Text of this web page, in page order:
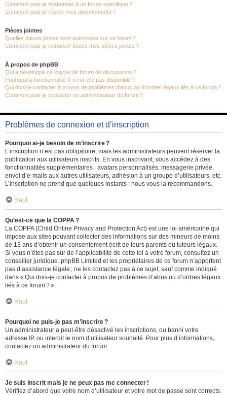
Comment puis-je m’abonner à un forum spécifique ?
Comment puis-je résilier mes abonnements ?
Pièces jointes
Quelles pièces jointes sont autorisées sur ce forum ?
Comment puis-je retrouver toutes mes pièces jointes ?
À propos de phpBB
Qui a développé ce logiciel de forum de discussions ?
Pourquoi la fonctionnalité X n’est-elle pas disponible ?
Qui dois-je contacter à propos de problèmes d’abus ou d’ordres légaux liés à ce forum ?
Comment puis-je contacter un administrateur du forum ?
Problèmes de connexion et d’inscription
Pourquoi ai-je besoin de m’inscrire ?
L’inscription n’est pas obligatoire, mais les administrateurs peuvent réserver la
publication aux utilisateurs inscrits. En vous inscrivant, vous accédez à des
fonctionnalités supplémentaires : avatars personnalisés, messagerie privée,
envoi d’e-mails aux autres utilisateurs, adhésion à un groupe d’utilisateurs, etc.
L’inscription ne prend que quelques instants : nous vous la recommandons.
Haut
Qu’est-ce que la COPPA ?
La COPPA (Child Online Privacy and Protection Act) est une loi américaine qui
impose aux sites pouvant collecter des informations sur des mineurs de moins
de 13 ans d’obtenir un consentement écrit de leurs parents ou tuteurs légaux.
Si vous n’êtes pas sûr de l’applicabilité de cette loi à votre forum, consultez un
conseiller juridique. phpBB Limited et les propriétaires de ce forum n’apportent
pas d’assistance légale ; ne les contactez pas à ce sujet, sauf comme indiqué
dans « Qui dois-je contacter à propos de problèmes d’abus ou d’ordres légaux
liés à ce forum ? ».
Haut
Pourquoi ne puis-je pas m’inscrire ?
Un administrateur a peut-être désactivé les inscriptions, ou banni votre
adresse IP, ou interdit le nom d’utilisateur souhaité. Pour plus d’informations,
contactez un administrateur du forum.
Haut
Je suis inscrit mais je ne peux pas me connecter !
Vérifiez d’abord que votre nom d’utilisateur et votre mot de passe sont corrects.